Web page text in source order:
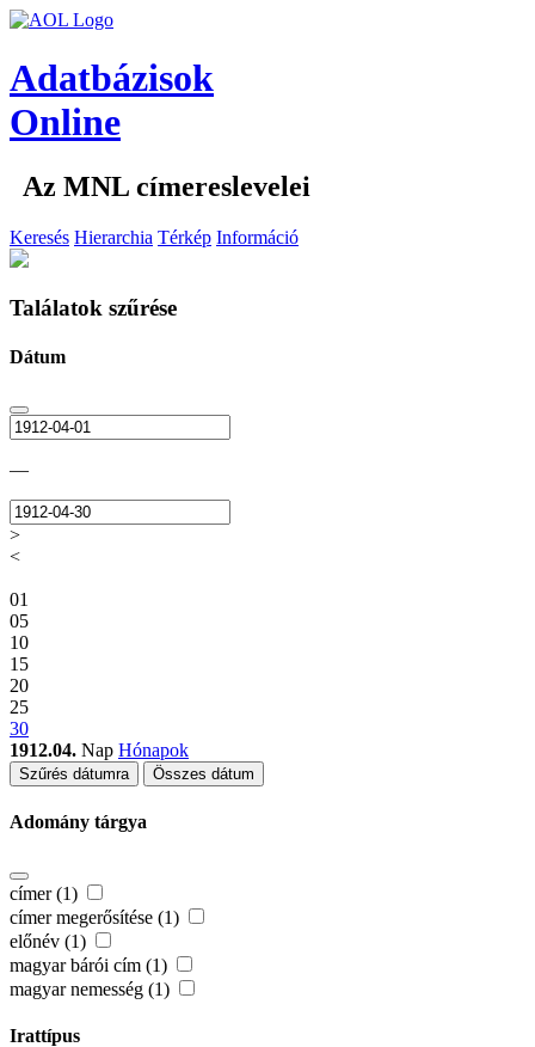
Adatbázisok
Online
Az MNL címereslevelei
Keresés Hierarchia Térkép Információ
Találatok szűrése
Dátum
—
>
<
01
05
10
15
20
25
30
1912.04. Nap Hónapok
Szűrés dátumra Összes dátum
Adomány tárgya
címer (1)
címer megerősítése (1)
előnév (1)
magyar bárói cím (1)
magyar nemesség (1)
Irattípus